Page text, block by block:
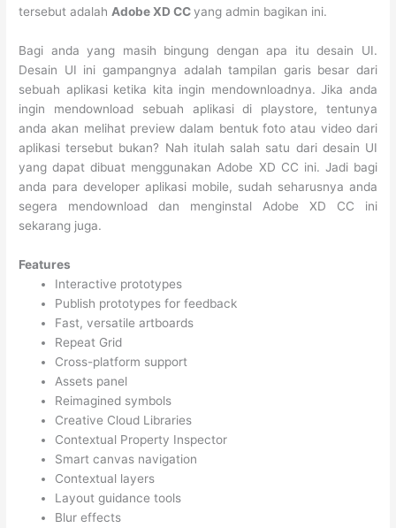
tersebut adalah Adobe XD CCyang admin bagikan ini.
Bagi anda yang masih bingung dengan apa itu desain UI.
Desain UI ini gampangnya adalah tampilan garis besar dari
sebuah aplikasi ketika kita ingin mendownloadnya. Jika anda
ingin mendownload sebuah aplikasi di playstore, tentunya
anda akan melihat preview dalam bentuk foto atau video dari
aplikasi tersebut bukan? Nah itulah salah satu dari desain UI
yang dapat dibuat menggunakan Adobe XD CC ini. Jadi bagi
anda para developer aplikasi mobile, sudah seharusnya anda
segera mendownload dan menginstal Adobe XD CC ini
sekarang juga.
Features
Interactive prototypes
Publish prototypes for feedback
Fast, versatile artboards
Repeat Grid
Cross-platform support
Assets panel
Reimagined symbols
Creative Cloud Libraries
Contextual Property Inspector
Smart canvas navigation
Contextual layers
Layout guidance tools
Blur effects